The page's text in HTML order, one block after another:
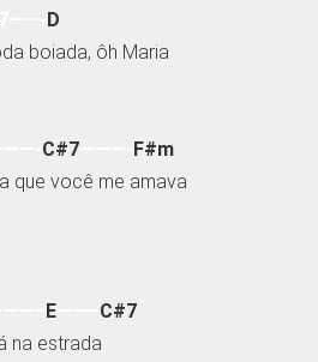
D
boiada, ôh Maria
C#7———- F#m
que você me amava
E——– C#7
na estrada